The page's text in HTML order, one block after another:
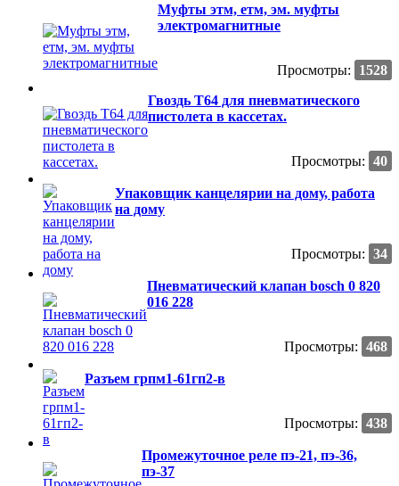
Муфты этм, етм, эм. муфты
электромагнитные
Просмотры:
1528
Гвоздь T64 для пневматического
пистолета в кассетах.
Просмотры: 40
Упаковщик канцелярии на дому, работа
на дому
Просмотры: 34
Пневматический клапан bosch 0 820
016 228
Просмотры: 468
Разъем грпм1-61гп2-в
Просмотры: 438
Промежуточное реле пэ-21, пэ-36,
пэ-37